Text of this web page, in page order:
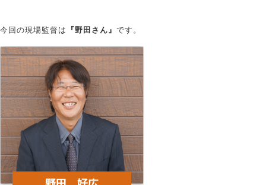
今回の現場監督は 『野田さん』 です。